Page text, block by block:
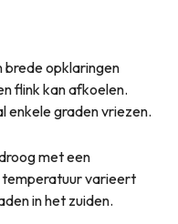
brede opklaringen
flink kan afkoelen.
enkele graden vriezen.
met een
temperatuur varieert
in het zuiden.